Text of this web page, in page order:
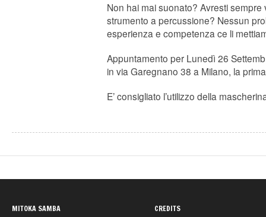
Non hai mai suonato? Avresti
strumento a percussione? Nessun
esperienza e competenza ce li
Appuntamento per Lunedì 26
in via Garegnano 38 a Milano, la
E’ consigliato l’utilizzo della
MITOKA SAMBA CREDITS